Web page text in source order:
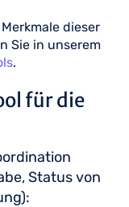
dieser
Sie in unserem
.
für die
Status von